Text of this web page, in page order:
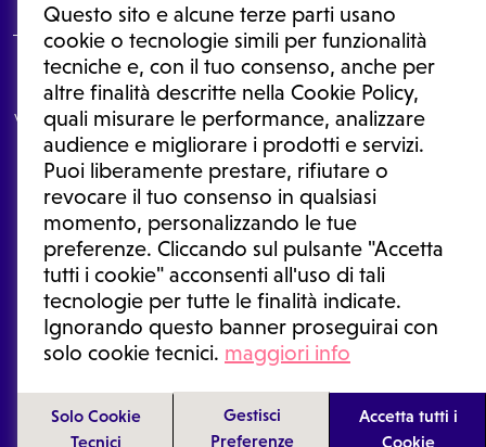
Questo sito e alcune terze parti usano
cookie o tecnologie simili per funzionalità
tecniche e, con il tuo consenso, anche per
altre finalità descritte nella Cookie Policy,
quali misurare le performance, analizzare
audience e migliorare i prodotti e servizi.
Puoi liberamente prestare, rifiutare o
revocare il tuo consenso in qualsiasi
momento, personalizzando le tue
preferenze. Cliccando sul pulsante "Accetta
tutti i cookie" acconsenti all'uso di tali
tecnologie per tutte le finalità indicate.
Ignorando questo banner proseguirai con
solo cookie tecnici. maggiori info
Solo Cookie
Tecnici
Gestisci
Preferenze
Accetta tutti i
Cookie
Le informazioni proposte in questo sito non sono un consulto medico.
In nessun caso, queste informazioni sostituiscono un consulto, una
visita o una diagnosi formulata dal medico. Non si devono considerare
le informazioni disponibili come suggerimenti per la formulazione di
una diagnosi, la determinazione di un trattamento o l'assunzione o
sospensione di un farmaco senza prima consultare un medico di
medicina generale o uno specialista.
Condizioni di utilizzo|Privacy Policy |Gestione cookie
Ⓒ 2026 | Tutti i diritti riservati.